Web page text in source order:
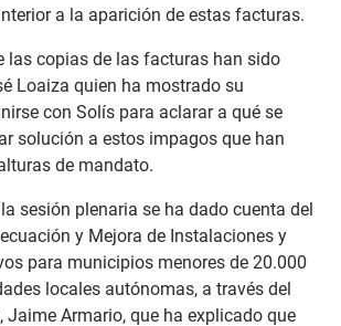
a la aparición de estas facturas.
copias de las facturas han sido
Loaiza quien ha mostrado su
con Solís para aclarar a qué se
solución a estos impagos que han
de mandato.
sesión plenaria se ha dado cuenta del
y Mejora de Instalaciones y
para municipios menores de 20.000
locales autónomas, a través del
Jaime Armario, que ha explicado que